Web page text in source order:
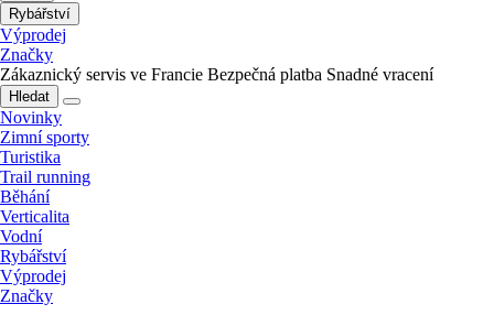
Rybářství
Výprodej
Značky
Zákaznický servis ve Francie Bezpečná platba Snadné vracení
Hledat
Novinky
Zimní sporty
Turistika
Trail running
Běhání
Verticalita
Vodní
Rybářství
Výprodej
Značky